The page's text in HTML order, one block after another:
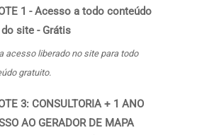
1 - Acesso a todo conteúdo
site - Grátis
acesso liberado no site para todo
gratuito.
3: CONSULTORIA + 1 ANO
AO GERADOR DE MAPA